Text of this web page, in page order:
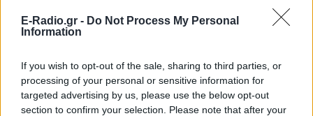
E-Radio.gr - Do Not Process My Personal
Information
If you wish to opt-out of the sale, sharing to third parties, or
processing of your personal or sensitive information for
targeted advertising by us, please use the below opt-out
section to confirm your selection. Please note that after your